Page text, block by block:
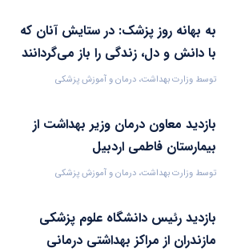
به بهانه روز پزشک: در ستایش آنان که
با دانش و دل، زندگی را باز می‌گردانند
توسط وزارت بهداشت، درمان و آموزش پزشکی
بازدید معاون درمان وزیر بهداشت از
بیمارستان فاطمی اردبیل
توسط وزارت بهداشت، درمان و آموزش پزشکی
بازدید رئیس دانشگاه علوم پزشکی
مازندران از مراکز بهداشتی درمانی